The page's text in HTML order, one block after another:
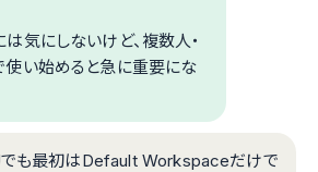
気にしないけど、複数人・
使い始めると急に重要にな
も最初はDefault Workspaceだけで